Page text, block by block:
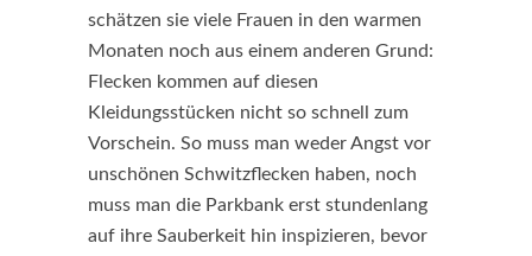
schätzen sie viele Frauen in den warmen
Monaten noch aus einem anderen Grund:
Flecken kommen auf diesen
Kleidungsstücken nicht so schnell zum
Vorschein. So muss man weder Angst vor
unschönen Schwitzflecken haben, noch
muss man die Parkbank erst stundenlang
auf ihre Sauberkeit hin inspizieren, bevor